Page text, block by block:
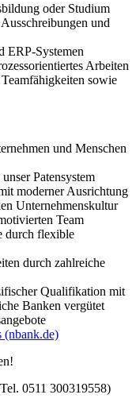
oder Studium
und
ERP-Systemen
Arbeiten
sowie
und Menschen
Patensystem
moderner Ausrichtung
Unternehmenskultur
Team
durch flexible
durch zahlreiche
Qualifikation mit
Banken vergütet
(nbank.de)
0511 300319558)